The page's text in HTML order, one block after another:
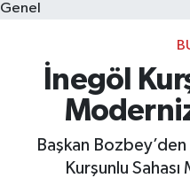
Genel
İnegöl
Başkan
Kurşunlu
Kültür & Sanat
Teknoloji
Bilim